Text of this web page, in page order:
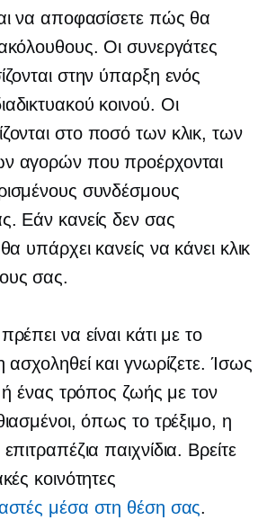
να αποφασίσετε πώς θα
Οι συνεργάτες
στην ύπαρξη ενός
κοινού. Οι
στο ποσό των κλικ, των
αγορών που προέρχονται
συνδέσμους
Εάν κανείς δεν σας
υπάρχει κανείς να κάνει κλικ
σας.
να είναι κάτι με το
ασχοληθεί και γνωρίζετε. Ίσως
ή ένας τρόπος ζωής με τον
όπως το τρέξιμο, η
παιχνίδια. Βρείτε
κοινότητες
μέσα στη θέση σας.